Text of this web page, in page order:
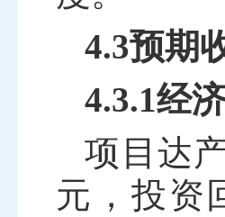
4.3预期
4.3.1经
项目达
元，投资